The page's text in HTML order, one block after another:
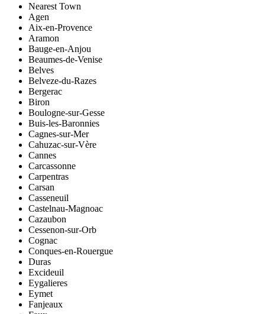
Nearest Town
Agen
Aix-en-Provence
Aramon
Bauge-en-Anjou
Beaumes-de-Venise
Belves
Belveze-du-Razes
Bergerac
Biron
Boulogne-sur-Gesse
Buis-les-Baronnies
Cagnes-sur-Mer
Cahuzac-sur-Vère
Cannes
Carcassonne
Carpentras
Carsan
Casseneuil
Castelnau-Magnoac
Cazaubon
Cessenon-sur-Orb
Cognac
Conques-en-Rouergue
Duras
Excideuil
Eygalieres
Eymet
Fanjeaux